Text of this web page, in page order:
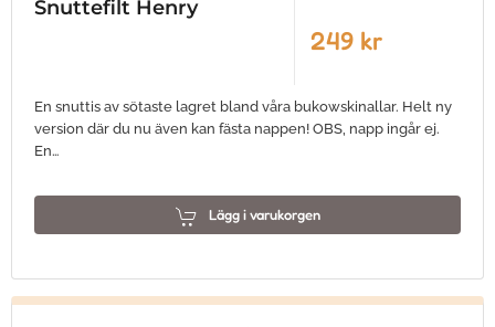
Snuttefilt Henry
249 kr
En snuttis av sötaste lagret bland våra bukowskinallar. Helt ny
version där du nu även kan fästa nappen! OBS, napp ingår ej.
En…
Lägg i varukorgen